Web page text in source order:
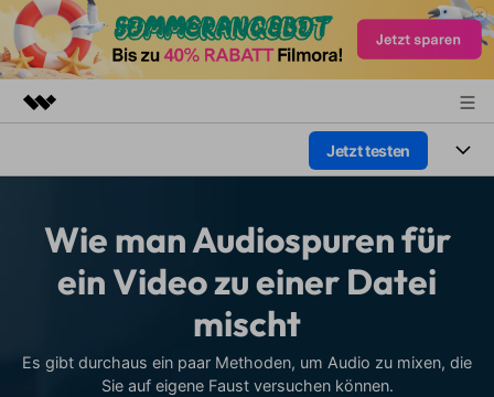
Dienstprogramme
Überblick
Lösungen
Shop
Jetzt testen
Plattformen
Funktionen
Audio
Soziale Medien
Ressourcen
Wie man Audiospuren für
ein Video zu einer Datei
mischt
Es gibt durchaus ein paar Methoden, um Audio zu mixen, die
Sie auf eigene Faust versuchen können.